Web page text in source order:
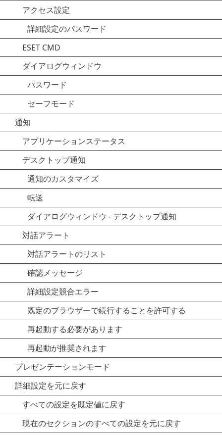
アクセス設定
詳細設定のパスワード
ESET CMD
ダイアログウィンドウ
パスワード
セーフモード
通知
アプリケーションステータス
デスクトップ通知
通知のカスタマイズ
転送
ダイアログウィンドウ - デスクトップ通知
対話アラート
対話アラートのリスト
確認メッセージ
詳細設定競合エラー
既定のブラウザーで続行することを許可する
再起動する必要があります
再起動が推奨されます
プレゼンテーションモード
詳細設定を元に戻す
すべての設定を既定値に戻す
現在のセクションのすべての設定を元に戻す